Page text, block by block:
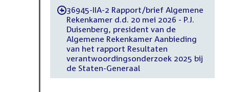
-36945-IIA-2 Rapport/brief Algemene
Rekenkamer d.d. 20 mei 2026 - P.J.
Duisenberg, president van de
Algemene Rekenkamer Aanbieding
van het rapport Resultaten
verantwoordingsonderzoek 2025 bij
de Staten-Generaal